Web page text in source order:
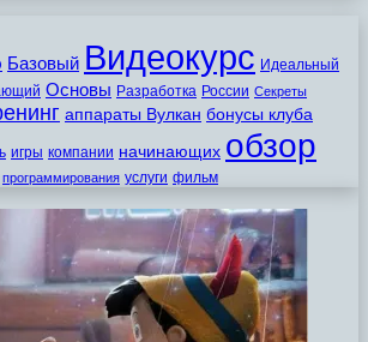
Базовый Видеокурс Идеальный
Основы Разработка России Секреты
аппараты Вулкан бонусы клуба
игры компании начинающих обзор
программирования услуги фильм